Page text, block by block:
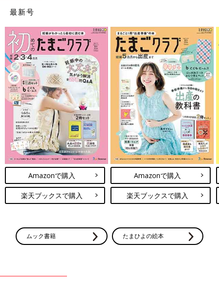
最新号
Amazonで購入
楽天ブックスで購入
Amazonで購入
楽天ブックスで購入
ムック書籍 たまひよの絵本